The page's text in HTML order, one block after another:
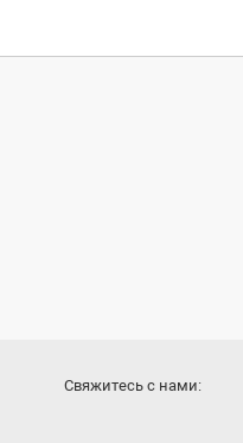
Cвяжитесь с нами: